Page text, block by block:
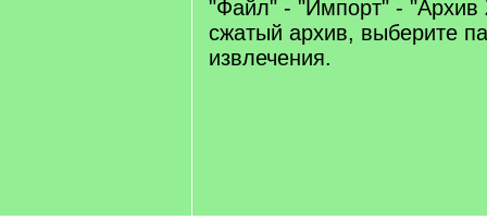
"Файл" - "Импорт" - "Архив
сжатый архив, выберите
извлечения.